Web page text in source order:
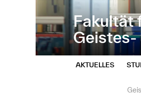
Fakultät
Geistes-
AKTUELLES